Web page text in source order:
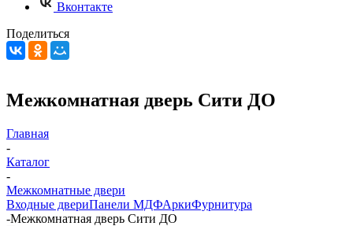
Вконтакте
Поделиться
Межкомнатная дверь Сити ДО
Главная
-
Каталог
-
Межкомнатные двери
Входные двериПанели МДФАркиФурнитура
-Межкомнатная дверь Сити ДО